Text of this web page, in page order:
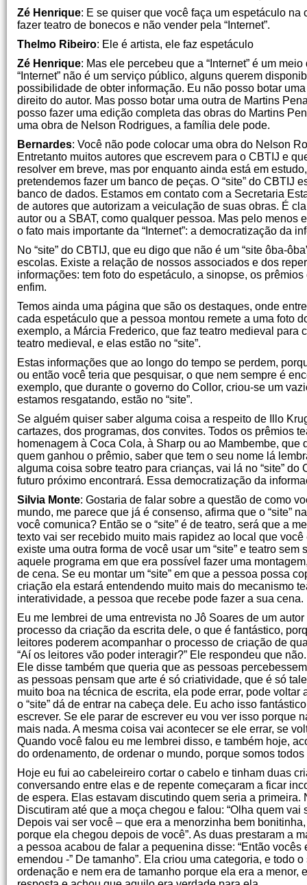
Zé Henrique: E se quiser que você faça um espetáculo
fazer teatro de bonecos e não vender pela “Internet”.
Thelmo Ribeiro: Ele é artista, ele faz espetáculo
Zé Henrique: Mas ele percebeu que a “Internet” é um
“Internet” não é um serviço público, alguns querem
possibilidade de obter informação. Eu não posso botar
direito do autor. Mas posso botar uma outra de Martins
posso fazer uma edição completa das obras do Martins
uma obra de Nelson Rodrigues, a família dele pode.
Bernardes: Você não pode colocar uma obra do Nelson
Entretanto muitos autores que escrevem para o CBTIJ e
resolver em breve, mas por enquanto ainda está em
pretendemos fazer um banco de peças. O “site” do CBTIJ
banco de dados. Estamos em contato com a Secretaria
de autores que autorizam a veiculação de suas obras. É
autor ou a SBAT, como qualquer pessoa. Mas pelo
o fato mais importante da “Internet”: a democratização da
No “site” do CBTIJ, que eu digo que não é um “site ôba-
escolas. Existe a relação de nossos associados e dos
informações: tem foto do espetáculo, a sinopse, os
enfim.
Temos ainda uma página que são os destaques, onde
cada espetáculo que a pessoa montou remete a uma foto
exemplo, a Márcia Frederico, que faz teatro medieval
teatro medieval, e elas estão no “site”.
Estas informações que ao longo do tempo se perdem,
ou então você teria que pesquisar, o que nem sempre é
exemplo, que durante o governo do Collor, criou-se um
estamos resgatando, estão no “site”.
Se alguém quiser saber alguma coisa a respeito de Illo
cartazes, dos programas, dos convites. Todos os prêmios
homenagem à Coca Cola, à Sharp ou ao Mambembe,
quem ganhou o prêmio, saber que tem o seu nome lá
alguma coisa sobre teatro para crianças, vai lá no “site”
futuro próximo encontrará. Essa democratização da
Silvia Monte: Gostaria de falar sobre a questão de como
mundo, me parece que já é consenso, afirma que o “site”
você comunica? Então se o “site” é de teatro, será que a
texto vai ser recebido muito mais rapidez ao local que
existe uma outra forma de você usar um “site” e teatro
aquele programa em que era possível fazer uma
de cena. Se eu montar um “site” em que a pessoa possa
criação ela estará entendendo muito mais do mecanismo
interatividade, a pessoa que recebe pode fazer a sua cena.
Eu me lembrei de uma entrevista no Jô Soares de um
processo da criação da escrita dele, o que é fantástico,
leitores poderem acompanhar o processo de criação de
“Aí os leitores vão poder interagir?” Ele respondeu que
Ele disse também que queria que as pessoas
as pessoas pensam que arte é só criatividade, que é só
muito boa na técnica de escrita, ela pode errar, pode voltar
o “site” dá de entrar na cabeça dele. Eu acho isso
escrever. Se ele parar de escrever eu vou ver isso porque
mais nada. A mesma coisa vai acontecer se ele errar, se
Quando você falou eu me lembrei disso, e também hoje,
do ordenamento, de ordenar o mundo, porque somos
Hoje eu fui ao cabeleireiro cortar o cabelo e tinham duas
conversando entre elas e de repente começaram a ficar
de espera. Elas estavam discutindo quem seria a
Discutiram até que a moça chegou e falou: “Olha quem
Depois vai ser você – que era a menorzinha bem
porque ela chegou depois de você”. As duas prestaram a
a pessoa acabou de falar a pequenina disse: “Então
emendou -” De tamanho”. Ela criou uma categoria, e todo
ordenação e nem era de tamanho porque ela era a